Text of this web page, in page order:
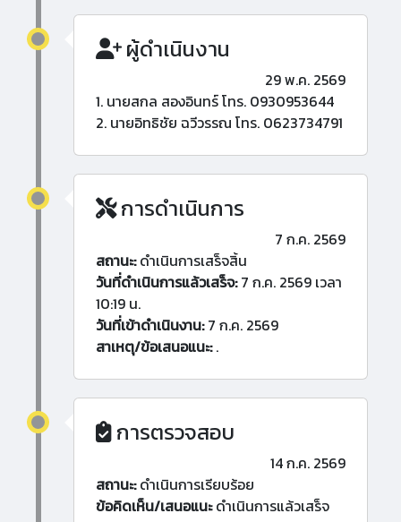
ผู้ดำเนินงาน
29 พ.ค. 2569
1. นายสกล สองอินทร์ โทร. 0930953644
2. นายอิทธิชัย ฉวีวรรณ โทร. 0623734791
การดำเนินการ
7 ก.ค. 2569
สถานะ:ดำเนินการเสร็จสิ้น
วันที่ดำเนินการแล้วเสร็จ:7 ก.ค. 2569 เวลา
10:19 น.
วันที่เข้าดำเนินงาน:7 ก.ค. 2569
สาเหตุ/ข้อเสนอแนะ:.
การตรวจสอบ
14 ก.ค. 2569
สถานะ:ดำเนินการเรียบร้อย
ข้อคิดเห็น/เสนอแนะดำเนินการแล้วเสร็จ